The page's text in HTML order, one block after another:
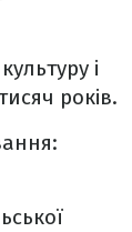
і
років.